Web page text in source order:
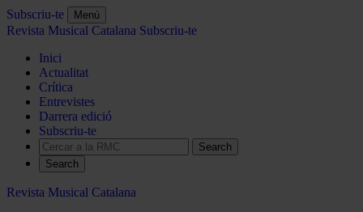
Subscriu-te Menú
Revista Musical Catalana Subscriu-te
Inici
Actualitat
Crítica
Entrevistes
Darrera edició
Subscriu-te
Search
Revista Musical Catalana